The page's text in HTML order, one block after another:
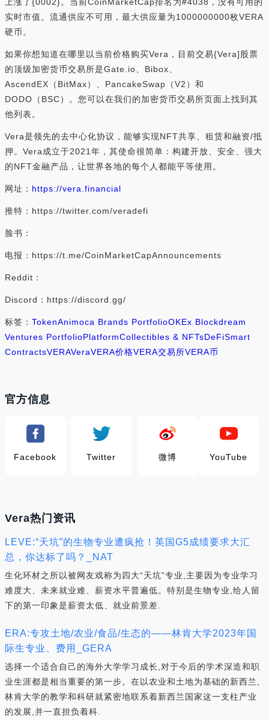
实时市值。流通供应不可用，最大供应量为1000000000枚VERA
硬币。
如果你想知道在哪里以当前价格购买Vera，目前交易{Vera]股票
的顶级加密货币交易所是Gate.io、Bibox、
AscendEX（BitMax）、PancakeSwap（V2）和
DODO（BSC）。您可以在我们的加密货币交易所页面上找到其
他列表。
Vera是领先的去中心化协议，能够实现NFT共享、租赁和融资/抵
押。Vera成立于2021年，其使命很简单：构建开放、安全、强大
的NFT金融产品，让世界各地的每个人都能平等使用。
网址： https://vera.financial
推特：https://twitter.com/veradefi
脸书：
电报：https://t.me/CoinMarketCapAnnouncements
Reddit：
Discord：https://discord.gg/
标签： TokenAnimoca Brands PortfolioOKEx Blockdream
Ventures PortfolioPlatformCollectibles & NFTsDeFiSmart
ContractsVERAVeraVERA价格VERA交易所VERA币
官方信息
Facebook Twitter 微博 YouTube
Vera热门资讯
LEVE:“天坑”的生物专业遭疯抢！英国G5成绩要求大汇
总，你达标了吗？_NAT
生化环材之所以被网友戏称为四大“天坑”专业,主要因为专业学习
难度大、未来就业难、薪资水平普遍低。特别是生物专业,给人留
下的第一印象是薪资太低、就业前景差.
ERA:专攻土地/农业/食品/生态的——林肯大学2023年国
际生专业、费用_GERA
选择一个适合自己的海外大学学习成长,对于今后的学术深造和职
业生涯都是相当重要的第一步。在以农业和土地为基础的新西兰,
林肯大学的教学和科研就紧密地联系着新西兰国家这一支柱产业
的发展,并一直担负着科.